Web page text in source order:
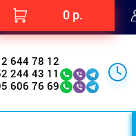
0 р.
644 78 12
244 43 11
606 76 69